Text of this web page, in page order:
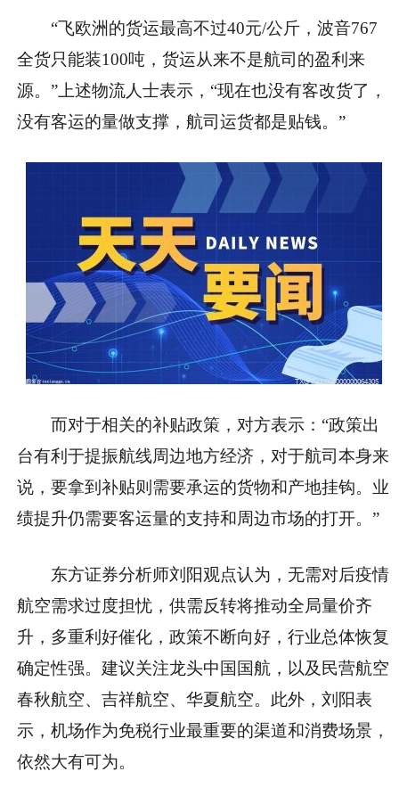
“飞欧洲的货运最高不过40元/公斤，波音767
全货只能装100吨，货运从来不是航司的盈利来
源。”上述物流人士表示，“现在也没有客改货了，
没有客运的量做支撑，航司运货都是贴钱。”
而对于相关的补贴政策，对方表示：“政策出
台有利于提振航线周边地方经济，对于航司本身来
说，要拿到补贴则需要承运的货物和产地挂钩。业
绩提升仍需要客运量的支持和周边市场的打开。”
东方证券分析师刘阳观点认为，无需对后疫情
航空需求过度担忧，供需反转将推动全局量价齐
升，多重利好催化，政策不断向好，行业总体恢复
确定性强。建议关注龙头中国国航，以及民营航空
春秋航空、吉祥航空、华夏航空。此外，刘阳表
示，机场作为免税行业最重要的渠道和消费场景，
依然大有可为。